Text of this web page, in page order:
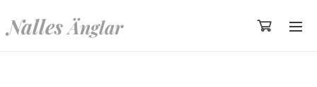
Nalles Änglar